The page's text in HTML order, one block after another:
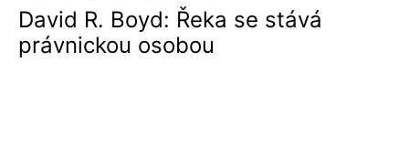
David R. Boyd: Řeka se stává
právnickou osobou